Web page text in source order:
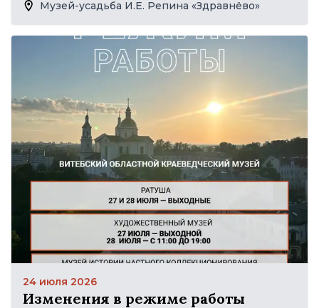
Музей-усадьба И.Е. Репина «Здравнёво»
24 июля 2026
Изменения в режиме работы